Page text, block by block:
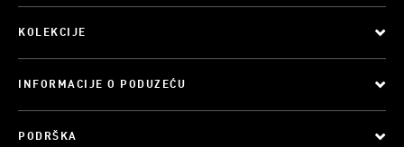
KOLEKCIJE
INFORMACIJE O PODUZEĆU
PODRŠKA